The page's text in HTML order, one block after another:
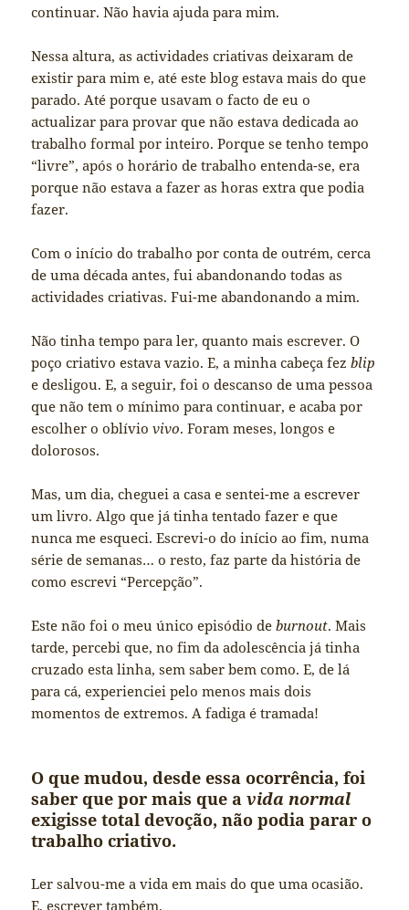
continuar. Não havia ajuda para mim.
Nessa altura, as actividades criativas deixaram de
existir para mim e, até este blog estava mais do que
parado. Até porque usavam o facto de eu o
actualizar para provar que não estava dedicada ao
trabalho formal por inteiro. Porque se tenho tempo
“livre”, após o horário de trabalho entenda-se, era
porque não estava a fazer as horas extra que podia
fazer.
Com o início do trabalho por conta de outrém, cerca
de uma década antes, fui abandonando todas as
actividades criativas. Fui-me abandonando a mim.
Não tinha tempo para ler, quanto mais escrever. O
poço criativo estava vazio. E, a minha cabeça fezblip
e desligou. E, a seguir, foi o descanso de uma pessoa
que não tem o mínimo para continuar, e acaba por
escolher o oblíviovivo. Foram meses, longos e
dolorosos.
Mas, um dia, cheguei a casa e sentei-me a escrever
um livro. Algo que já tinha tentado fazer e que
nunca me esqueci. Escrevi-o do início ao fim, numa
série de semanas… o resto, faz parte da história de
como escrevi “Percepção”.
Este não foi o meu único episódio deburnout. Mais
tarde, percebi que, no fim da adolescência já tinha
cruzado esta linha, sem saber bem como. E, de lá
para cá, experienciei pelo menos mais dois
momentos de extremos. A fadiga é tramada!
O que mudou, desde essa ocorrência, foi
saber que por mais que avida normal
exigisse total devoção, não podia parar o
trabalho criativo.
Ler salvou-me a vida em mais do que uma ocasião.
E, escrever também.